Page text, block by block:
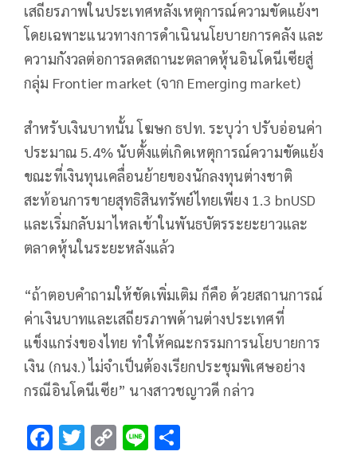
เสถียรภาพในประเทศหลังเหตุการณ์ความขัดแย้งฯ
โดยเฉพาะแนวทางการดำเนินนโยบายการคลัง และ
ความกังวลต่อการลดสถานะตลาดหุ้นอินโดนีเซียสู่
กลุ่ม Frontier market (จาก Emerging market)
สำหรับเงินบาทนั้น โฆษก ธปท. ระบุว่า ปรับอ่อนค่า
ประมาณ 5.4% นับตั้งแต่เกิดเหตุการณ์ความขัดแย้ง
ขณะที่เงินทุนเคลื่อนย้ายของนักลงทุนต่างชาติ
สะท้อนการขายสุทธิสินทรัพย์ไทยเพียง 1.3 bnUSD
และเริ่มกลับมาไหลเข้าในพันธบัตรระยะยาวและ
ตลาดหุ้นในระยะหลังแล้ว
“ถ้าตอบคำถามให้ชัดเพิ่มเติม ก็คือ ด้วยสถานการณ์
ค่าเงินบาทและเสถียรภาพด้านต่างประเทศที่
แข็งแกร่งของไทย ทำให้คณะกรรมการนโยบายการ
เงิน (กนง.) ไม่จำเป็นต้องเรียกประชุมพิเศษอย่าง
กรณีอินโดนีเซีย” นางสาวชญาวดี กล่าว
F T C Li